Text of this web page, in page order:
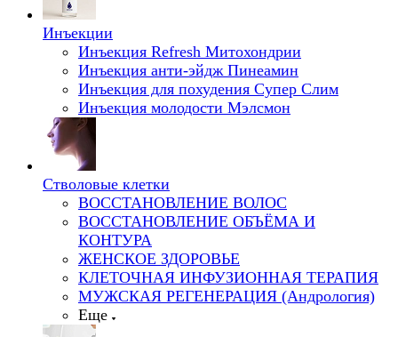
Инъекции
Инъекция Refresh Митохондрии
Инъекция анти-эйдж Пинеамин
Инъекция для похудения Супер Слим
Инъекция молодости Мэлсмон
Стволовые клетки
ВОССТАНОВЛЕНИЕ ВОЛОС
ВОССТАНОВЛЕНИЕ ОБЪЁМА И
КОНТУРА
ЖЕНСКОЕ ЗДОРОВЬЕ
КЛЕТОЧНАЯ ИНФУЗИОННАЯ ТЕРАПИЯ
МУЖСКАЯ РЕГЕНЕРАЦИЯ (Андрология)
Еще